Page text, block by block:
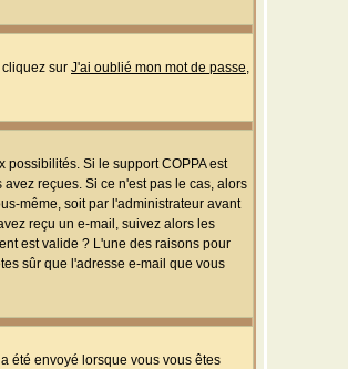
sur J'ai oublié mon mot de passe,
possibilités. Si le support COPPA est
reçues. Si ce n'est pas le cas, alors
même, soit par l'administrateur avant
reçu un e-mail, suivez alors les
est valide ? L'une des raisons pour
sûr que l'adresse e-mail que vous
été envoyé lorsque vous vous êtes